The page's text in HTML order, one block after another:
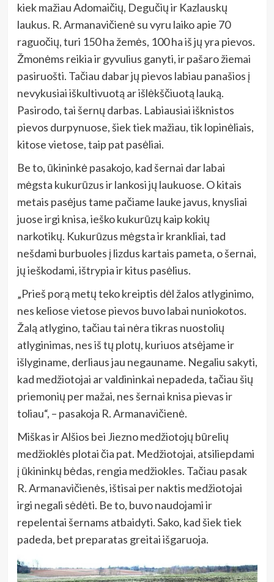
kiek mažiau Adomaičių, Degučių ir Kazlauskų
laukus. R. Armanavičienė su vyru laiko apie 70
raguočių, turi 150 ha žemės, 100 ha iš jų yra pievos.
Žmonėms reikia ir gyvulius ganyti, ir pašaro žiemai
pasiruošti. Tačiau dabar jų pievos labiau panašios į
nevykusiai iškultivuotą ar išlėkščiuotą lauką.
Pasirodo, tai šernų darbas. Labiausiai išknistos
pievos durpynuose, šiek tiek mažiau, tik lopinėliais,
kitose vietose, taip pat pasėliai.
Be to, ūkininkė pasakojo, kad šernai dar labai
mėgsta kukurūzus ir lankosi jų laukuose. O kitais
metais pasėjus tame pačiame lauke javus, knysliai
juose irgi knisa, ieško kukurūzų kaip kokių
narkotikų. Kukurūzus mėgsta ir krankliai, tad
nešdami burbuoles į lizdus kartais pameta, o šernai,
jų ieškodami, ištrypia ir kitus pasėlius.
„Prieš porą metų teko kreiptis dėl žalos atlyginimo,
nes keliose vietose pievos buvo labai nuniokotos.
Žalą atlygino, tačiau tai nėra tikras nuostolių
atlyginimas, nes iš tų plotų, kuriuos atsėjame ir
išlyginame, derliaus jau negauname. Negaliu sakyti,
kad medžiotojai ar valdininkai nepadeda, tačiau šių
priemonių per mažai, nes šernai knisa pievas ir
toliau“, – pasakoja R. Armanavičienė.
Miškas ir Alšios bei Jiezno medžiotojų būrelių
medžioklės plotai čia pat. Medžiotojai, atsiliepdami
į ūkininkų bėdas, rengia medžiokles. Tačiau pasak
R. Armanavičienės, ištisai per naktis medžiotojai
irgi negali sėdėti. Be to, buvo naudojami ir
repelentai šernams atbaidyti. Sako, kad šiek tiek
padeda, bet preparatas greitai išgaruoja.